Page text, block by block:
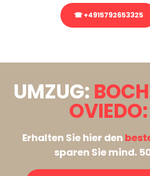
☎ +4915792653325
UMZUG:
OVIEDO:
Erhalten Sie hier den
sparen Sie mind.